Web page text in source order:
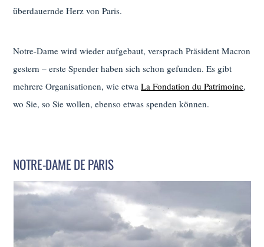
überdauernde Herz von Paris.
Notre-Dame wird wieder aufgebaut, versprach Präsident Macron
gestern – erste Spender haben sich schon gefunden. Es gibt
mehrere Organisationen, wie etwaLa Fondation du Patrimoine,
wo Sie, so Sie wollen, ebenso etwas spenden können.
NOTRE-DAME DE PARIS